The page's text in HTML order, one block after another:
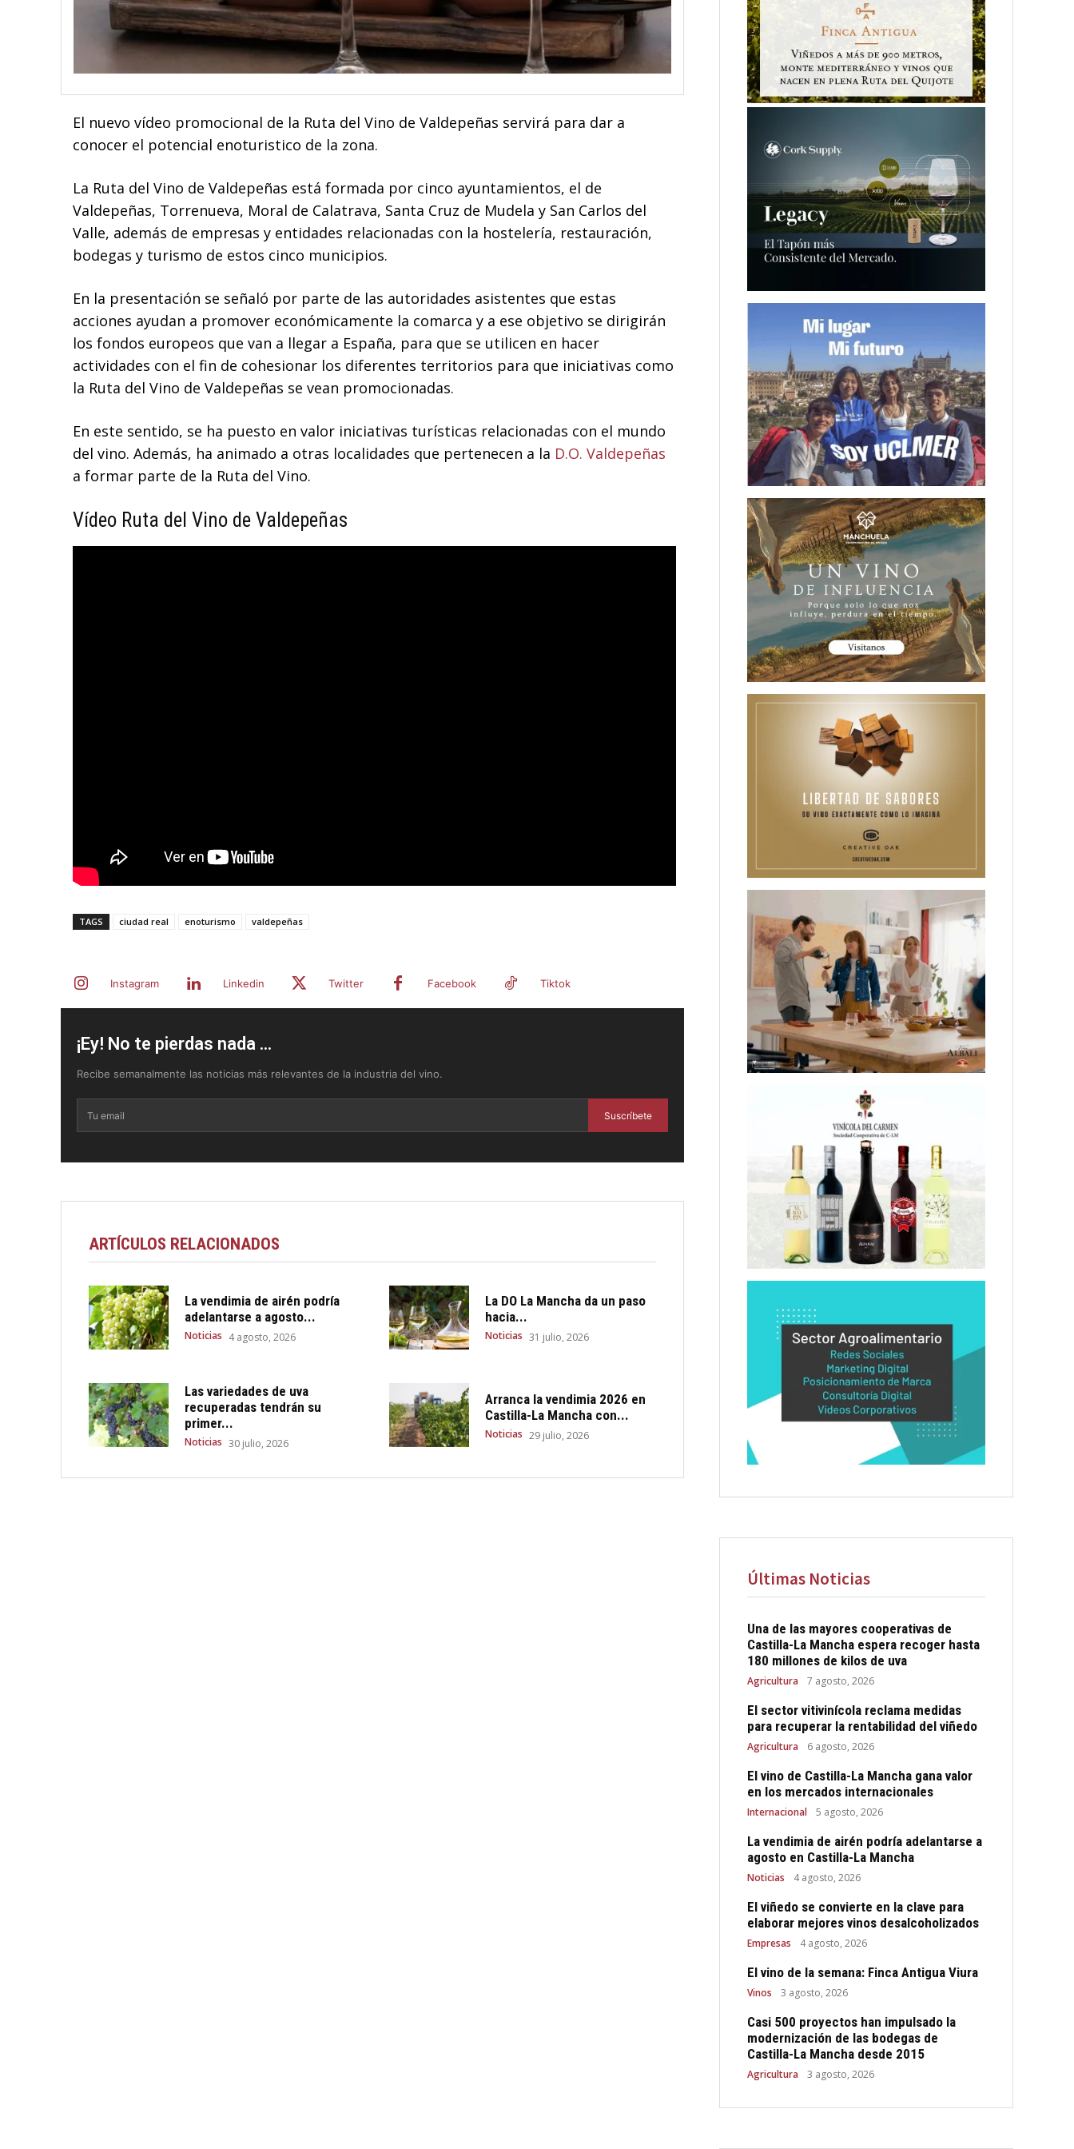
El nuevo vídeo promocional de la Ruta del Vino de Valdepeñas servirá para dar a
conocer el potencial enoturistico de la zona.
La Ruta del Vino de Valdepeñas está formada por cinco ayuntamientos, el de
Valdepeñas, Torrenueva, Moral de Calatrava, Santa Cruz de Mudela y San Carlos del
Valle, además de empresas y entidades relacionadas con la hostelería, restauración,
bodegas y turismo de estos cinco municipios.
En la presentación se señaló por parte de las autoridades asistentes que estas
acciones ayudan a promover económicamente la comarca y a ese objetivo se dirigirán
los fondos europeos que van a llegar a España, para que se utilicen en hacer
actividades con el fin de cohesionar los diferentes territorios para que iniciativas como
la Ruta del Vino de Valdepeñas se vean promocionadas.
En este sentido, se ha puesto en valor iniciativas turísticas relacionadas con el mundo
del vino. Además, ha animado a otras localidades que pertenecen a la D.O. Valdepeñas
a formar parte de la Ruta del Vino.
Vídeo Ruta del Vino de Valdepeñas
TAGS ciudad real enoturismo valdepeñas
Instagram Linkedin Twitter Facebook Tiktok
¡Ey! No te pierdas nada ...
Recibe semanalmente las noticias más relevantes de la industria del vino.
Suscríbete
ARTÍCULOS RELACIONADOS
La vendimia de airén podría
adelantarse a agosto...
Noticias 4 agosto, 2026
La DO La Mancha da un paso
hacia...
Noticias 31 julio, 2026
Las variedades de uva
recuperadas tendrán su
primer...
Noticias 30 julio, 2026
Arranca la vendimia 2026 en
Castilla-La Mancha con...
Noticias 29 julio, 2026
Últimas Noticias
Una de las mayores cooperativas de
Castilla-La Mancha espera recoger hasta
180 millones de kilos de uva
Agricultura 7 agosto, 2026
El sector vitivinícola reclama medidas
para recuperar la rentabilidad del viñedo
Agricultura 6 agosto, 2026
El vino de Castilla-La Mancha gana valor
en los mercados internacionales
Internacional 5 agosto, 2026
La vendimia de airén podría adelantarse a
agosto en Castilla-La Mancha
Noticias 4 agosto, 2026
El viñedo se convierte en la clave para
elaborar mejores vinos desalcoholizados
Empresas 4 agosto, 2026
El vino de la semana: Finca Antigua Viura
Vinos 3 agosto, 2026
Casi 500 proyectos han impulsado la
modernización de las bodegas de
Castilla-La Mancha desde 2015
Agricultura 3 agosto, 2026